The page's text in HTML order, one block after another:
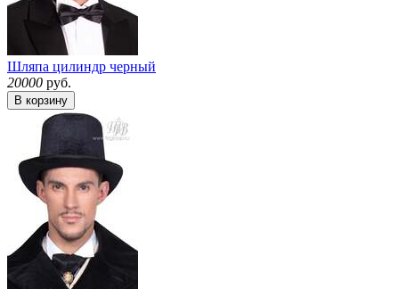
Шляпа цилиндр черный
20000 руб.
В корзину